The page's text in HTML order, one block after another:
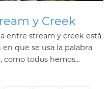
y Creek
entre stream y creek está
que se usa la palabra
como todos hemos...